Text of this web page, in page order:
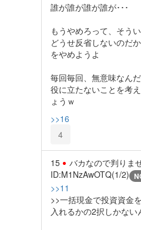
誰が誰が誰が誰が･･･
もうやめろって、そう
どうせ反省しないのだ
をやめようよ
毎回毎回、無意味なん
役に立たないことを考
ょうｗ
>>16
4
15 バカなので判りま
ID:M1NzAwOTQ(1/2)
>>11
>>一括現金で投資資金
入れるかの2択しかない